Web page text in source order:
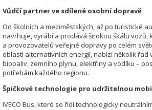
Vůdčí partner ve sdílené osobní dopravě
Od školních a meziměstských, až po turistické
navrhuje, vyrábí a prodává širokou škálu
a provozovatelů veřejné dopravy po celém
oblasti alternativních energií, nabízí několik
biopaliv, zemního plynu, elektřiny a vodíku –
potřebám každého regionu.
Špičkové technologie pro udržitelnou
IVECO Bus, které se řídí technologicky